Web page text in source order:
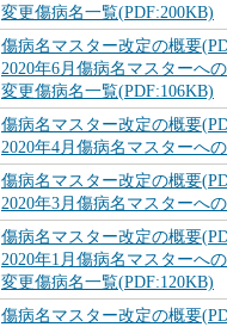
変更傷病名一覧(PDF:200KB)
傷病名マスター改定の概要
2020年6月傷病名マスターへ
変更傷病名一覧(PDF:106KB)
傷病名マスター改定の概要
2020年4月傷病名マスターへ
傷病名マスター改定の概要
2020年3月傷病名マスターへ
傷病名マスター改定の概要
2020年1月傷病名マスターへ
変更傷病名一覧(PDF:120KB)
傷病名マスター改定の概要